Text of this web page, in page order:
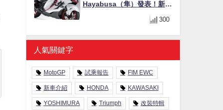
Hayabusa（隼）發表！新增
Special Edition 特仕版，全
新珍珠白塗裝與專屬配備登
場
300
人氣關鍵字
MotoGP 試乘報告 FIM EWC
新車介紹 HONDA KAWASAKI
YOSHIMURA Triumph 改裝特輯